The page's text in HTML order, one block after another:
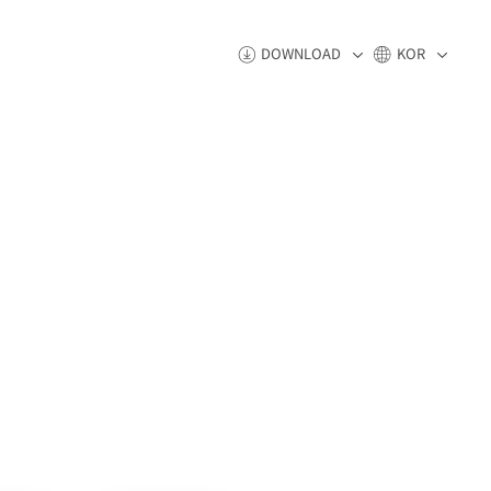
DOWNLOAD KOR